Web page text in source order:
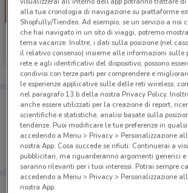
NUOVO
PENNY
Scade mercoledì 1.5 km
Porta DoveConviene sempre con te!
Puoi trovare le migliori offerte dei
salvarle e creare la tua lista del
dal tuo cellulare.
SCARICA
alla tua cronologia di navigazione su piattaforme
Shopfully/Tiendeo. Ad esempio, se un servizio a noi
che hai navigato in un sito di viaggi, potremo
tema vacanze. Inoltre, i dati sulla posizione (nel
il relativo consenso) insieme alle informazioni sulle
rete e agli identificativi del dispositivo, possono
condivisi con terze parti per comprendere e
le esperienze applicative sulle delle reti wireless,
nel paragrafo 13.b della nostra Privacy Policy.
anche essere utilizzati per la creazione di report,
scientifiche e statistiche, analisi basate sulla
tendenze. Puoi modificare le tue preferenze in
accedendo a Menu > Privacy > Personalizzazione
nostra App. Cosa succede se rifiuti: Continuerai a
pubblicitari, ma riguarderanno argomenti generici e
saranno rilevanti per i tuoi interessi. Potrai sempre
accedendo a Menu > Privacy > Personalizzazione
nostra App.